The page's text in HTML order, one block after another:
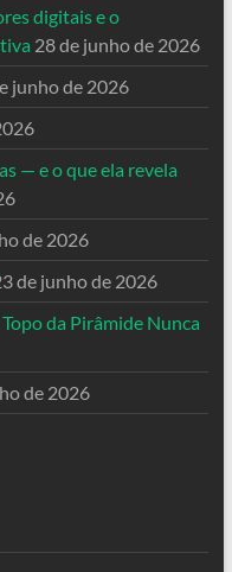
digitais e o
28 de junho de 2026
junho de 2026
— e o que ela revela
de 2026
de junho de 2026
da Pirâmide Nunca
de 2026